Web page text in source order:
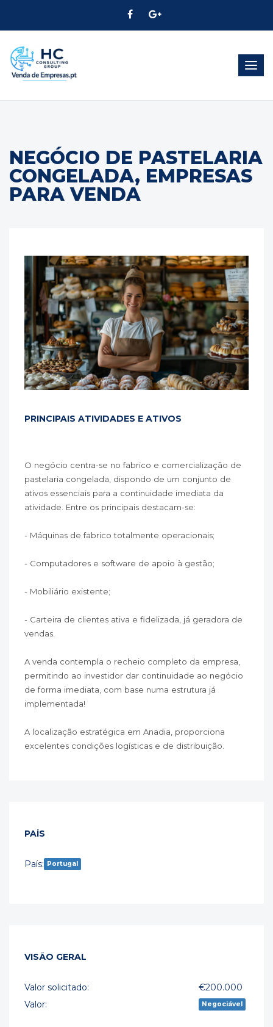
NEGÓCIO DE PASTELARIA
CONGELADA, EMPRESAS
PARA VENDA
PRINCIPAIS ATIVIDADES E ATIVOS
O negócio centra-se no fabrico e comercialização de
pastelaria congelada, dispondo de um conjunto de
ativos essenciais para a continuidade imediata da
atividade. Entre os principais destacam-se:
- Máquinas de fabrico totalmente operacionais;
- Computadores e software de apoio à gestão;
- Mobiliário existente;
- Carteira de clientes ativa e fidelizada, já geradora de
vendas.
A venda contempla o recheio completo da empresa,
permitindo ao investidor dar continuidade ao negócio
de forma imediata, com base numa estrutura já
implementada!
A localização estratégica em Anadia, proporciona
excelentes condições logísticas e de distribuição.
PAÍS
País: Portugal
VISÃO GERAL
Valor solicitado:
€200.000
Valor:
Negociável